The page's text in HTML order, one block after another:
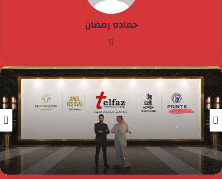
حماده رمضان
سياسة
سلامة علي : نجاح مشروعات Jewel Festival
يدفعنا للتوسع في الاستثمار الترفيهي والفني
بمصر